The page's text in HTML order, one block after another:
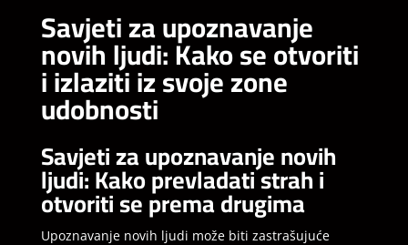
Savjeti za upoznavanje
novih ljudi: Kako se otvoriti
i izlaziti iz svoje zone
udobnosti
Savjeti za upoznavanje novih
ljudi: Kako prevladati strah i
otvoriti se prema drugima
Upoznavanje novih ljudi može biti zastrašujuće